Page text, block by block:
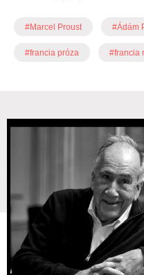
#Marcel Proust #Ádám
#francia próza #francia